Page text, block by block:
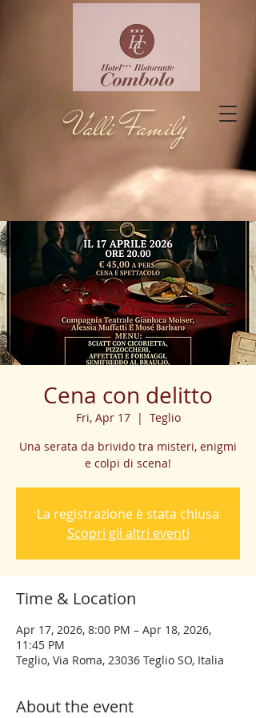
Valli Family
Cena con delitto
Fri, Apr 17
  |
Teglio
Una serata da brivido tra misteri, enigmi
e colpi di scena!
La registrazione è stata chiusa
Scopri gli altri eventi
Time & Location
Apr 17, 2026, 8:00 PM – Apr 18, 2026,
11:45 PM
Teglio, Via Roma, 23036 Teglio SO, Italia
About the event